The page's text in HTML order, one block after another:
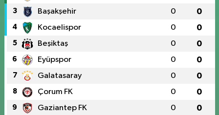
3 Başakşehir 0 0
4 Kocaelispor 0 0
5 Beşiktaş 0 0
6 Eyüpspor 0 0
7 Galatasaray 0 0
8 Çorum FK 0 0
9 Gaziantep FK 0 0